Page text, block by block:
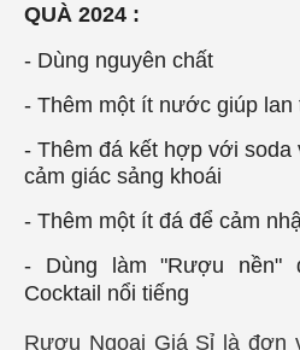
QUÀ 2024 :
- Dùng nguyên chất
- Thêm một ít nước giúp
- Thêm đá kết hợp với soda
cảm giác sảng khoái
- Thêm một ít đá để cảm
- Dùng làm "Rượu nền"
Cocktail nổi tiếng
Rượu Ngoại Giá Sỉ là đơn